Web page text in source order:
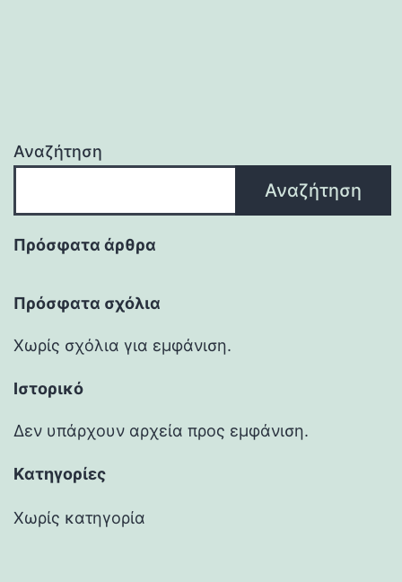
Αναζήτηση
Αναζήτηση
Πρόσφατα άρθρα
Πρόσφατα σχόλια
Χωρίς σχόλια για εμφάνιση.
Ιστορικό
Δεν υπάρχουν αρχεία προς εμφάνιση.
Kατηγορίες
Χωρίς κατηγορία